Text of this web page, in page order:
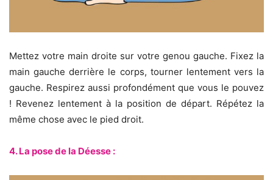
Mettez votre main droite sur votre genou gauche. Fixez la
main gauche derrière le corps, tourner lentement vers la
gauche. Respirez aussi profondément que vous le pouvez
! Revenez lentement à la position de départ. Répétez la
même chose avec le pied droit.
4. La pose de la Déesse :